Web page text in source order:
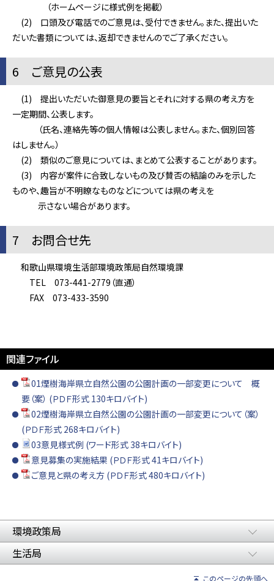
（ホームページに様式例を掲載）
(2) 口頭及び電話でのご意見は、受付できません。また、提出いた
だいた書類については、返却できませんのでご了承ください。
6 ご意見の公表
(1) 提出いただいた御意見の要旨とそれに対する県の考え方を
一定期間、公表します。
（氏名、連絡先等の個人情報は公表しません。また、個別回答
はしません。）
(2) 類似のご意見については、まとめて公表することがあります。
(3) 内容が案件に合致しないもの及び賛否の結論のみを示した
ものや、趣旨が不明瞭なものなどについては県の考えを
示さない場合があります。
7 お問合せ先
和歌山県環境生活部環境政策局自然環境課
TEL 073-441-2779（直通）
FAX 073-433-3590
関連ファイル
01煙樹海岸県立自然公園の公園計画の一部変更について 概
要（案） (ＰＤＦ形式 130キロバイト)
02煙樹海岸県立自然公園の公園計画の一部変更について（案）
(ＰＤＦ形式 268キロバイト)
03意見様式例 (ワード形式 38キロバイト)
意見募集の実施結果 (ＰＤＦ形式 41キロバイト)
ご意見と県の考え方 (ＰＤＦ形式 480キロバイト)
環境政策局
生活局
このページの先頭へ